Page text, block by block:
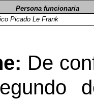
Persona funcionaria
Picado Le Frank
De